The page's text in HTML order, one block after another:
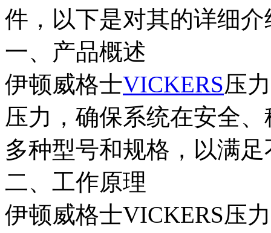
件，以下是对其的详细介
一、产品概述
伊顿威格士VICKERS压
压力，确保系统在安全
多种型号和规格，以满
二、工作原理
伊顿威格士VICKERS压